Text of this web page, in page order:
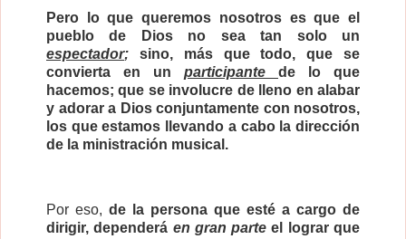
Pero lo que queremos nosotros es que el
pueblo de Dios no sea tan solo un
espectador; sino, más que todo, que se
convierta en un participante
de lo que
hacemos; que se involucre de lleno en alabar
y adorar a Dios conjuntamente con nosotros,
los que estamos llevando a cabo la dirección
de la ministración musical.
Por eso, de la persona que esté a cargo de
dirigir, dependerá en gran parteel lograr que